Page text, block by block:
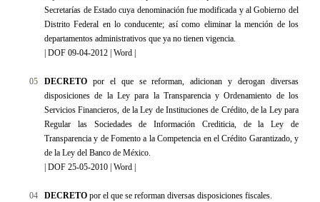
Secretarías de Estado cuya denominación fue modificada y al Gobierno del
Distrito Federal en lo conducente; así como eliminar la mención de los
departamentos administrativos que ya no tienen vigencia.
|DOF 09-04-2012 Word
05 DECRETO por el que se reforman, adicionan y derogan diversas
disposiciones de la Ley para la Transparencia y Ordenamiento de los
Servicios Financieros, de la Ley de Instituciones de Crédito, de la Ley para
Regular las Sociedades de Información Crediticia, de la Ley de
Transparencia y de Fomento a la Competencia en el Crédito Garantizado, y
de la Ley del Banco de México.
|DOF 25-05-2010 |Word
04 DECRETO por el que se reforman diversas disposiciones fiscales.